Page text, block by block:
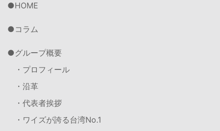
HOME
コラム
グループ概要
・プロフィール
・沿革
・代表者挨拶
・ワイズが誇る台湾No.1